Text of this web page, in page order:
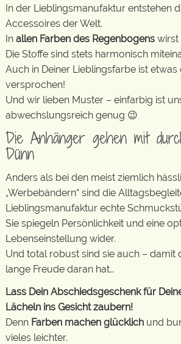
In der Lieblingsmanufaktur entstehen
Accessoires der Welt.
In allen Farben des Regenbogens wirst
Die Stoffe sind stets harmonisch
Auch in Deiner Lieblingsfarbe ist etwas
versprochen!
Und wir lieben Muster – einfarbig ist
abwechslungsreich genug 😉
Die Anhänger gehen mit
Dünn
Anders als bei den meist ziemlich
„Werbebändern“ sind die
Lieblingsmanufaktur echte
Sie spiegeln Persönlichkeit und eine
Lebenseinstellung wider.
Und total robust sind sie auch – damit
lange Freude daran hat…
Lass Dein Abschiedsgeschenk für
Lächeln ins Gesicht zaubern!
Denn Farben machen glücklich und
vieles leichter.